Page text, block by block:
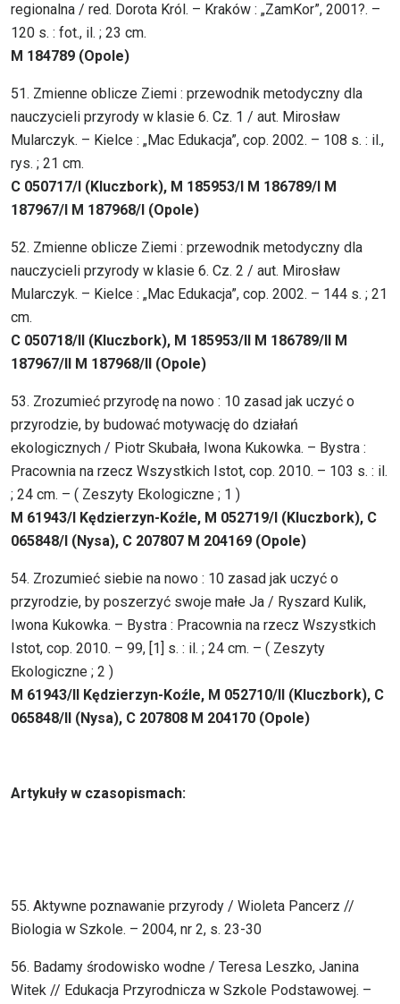
regionalna / red. Dorota Król. – Kraków : „ZamKor”, 2001?. –
120 s. : fot., il. ; 23 cm.
M 184789 (Opole)
51. Zmienne oblicze Ziemi : przewodnik metodyczny dla
nauczycieli przyrody w klasie 6. Cz. 1 / aut. Mirosław
Mularczyk. – Kielce : „Mac Edukacja”, cop. 2002. – 108 s. : il.,
rys. ; 21 cm.
C 050717/I (Kluczbork), M 185953/I M 186789/I M
187967/I M 187968/I (Opole)
52. Zmienne oblicze Ziemi : przewodnik metodyczny dla
nauczycieli przyrody w klasie 6. Cz. 2 / aut. Mirosław
Mularczyk. – Kielce : „Mac Edukacja”, cop. 2002. – 144 s. ; 21
cm.
C 050718/II (Kluczbork), M 185953/II M 186789/II M
187967/II M 187968/II (Opole)
53. Zrozumieć przyrodę na nowo : 10 zasad jak uczyć o
przyrodzie, by budować motywację do działań
ekologicznych / Piotr Skubała, Iwona Kukowka. – Bystra :
Pracownia na rzecz Wszystkich Istot, cop. 2010. – 103 s. : il.
; 24 cm. – ( Zeszyty Ekologiczne ; 1 )
M 61943/I Kędzierzyn-Koźle, M 052719/I (Kluczbork), C
065848/I (Nysa), C 207807 M 204169 (Opole)
54. Zrozumieć siebie na nowo : 10 zasad jak uczyć o
przyrodzie, by poszerzyć swoje małe Ja / Ryszard Kulik,
Iwona Kukowka. – Bystra : Pracownia na rzecz Wszystkich
Istot, cop. 2010. – 99, [1] s. : il. ; 24 cm. – ( Zeszyty
Ekologiczne ; 2 )
M 61943/II Kędzierzyn-Koźle, M 052710/II (Kluczbork), C
065848/II (Nysa), C 207808 M 204170 (Opole)
Artykuły w czasopismach:
55. Aktywne poznawanie przyrody / Wioleta Pancerz //
Biologia w Szkole. – 2004, nr 2, s. 23-30
56. Badamy środowisko wodne / Teresa Leszko, Janina
Witek // Edukacja Przyrodnicza w Szkole Podstawowej. –